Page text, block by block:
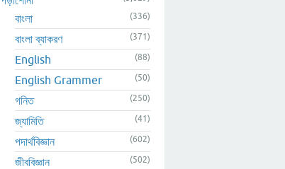
বাংলা (336)
বাংলা ব্যাকরণ (371)
English (88)
English Grammer (50)
গনিত (250)
জ্যামিতি (41)
পদার্থবিজ্ঞান (602)
জীববিজ্ঞান (502)